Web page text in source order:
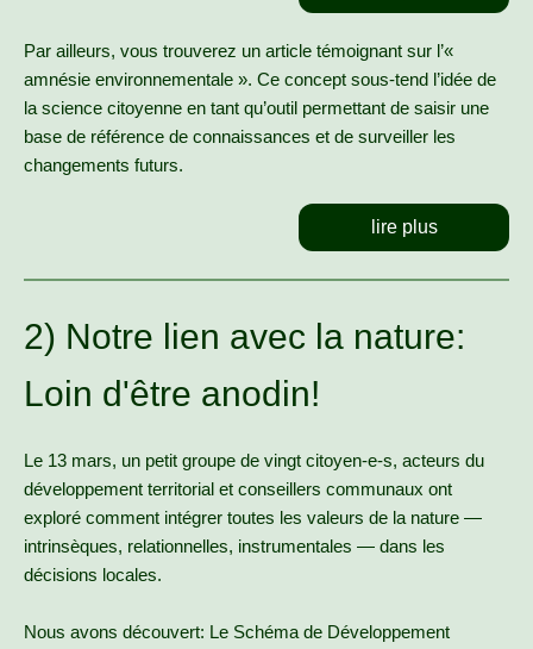
Par ailleurs, vous trouverez un article témoignant sur l’«
amnésie environnementale ». Ce concept sous-tend l’idée de
la science citoyenne en tant qu’outil permettant de saisir une
base de référence de connaissances et de surveiller les
changements futurs.
lire plus
2) Notre lien avec la nature:
Loin d'être anodin!
Le 13 mars, un petit groupe de vingt citoyen-e-s, acteurs du
développement territorial et conseillers communaux ont
exploré comment intégrer toutes les valeurs de la nature —
intrinsèques, relationnelles, instrumentales — dans les
décisions locales.
Nous avons découvert: Le Schéma de Développement